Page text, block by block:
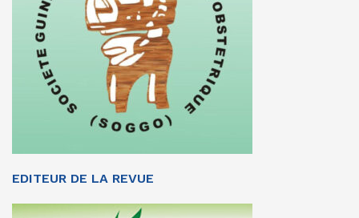
EDITEUR DE LA REVUE